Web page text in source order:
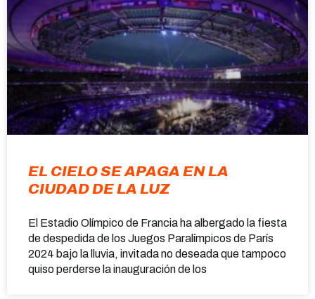
EL CIELO SE APAGA EN LA
CIUDAD DE LA LUZ
El Estadio Olímpico de Francia ha albergado la fiesta
de despedida de los Juegos Paralímpicos de París
2024 bajo la lluvia, invitada no deseada que tampoco
quiso perderse la inauguración de los